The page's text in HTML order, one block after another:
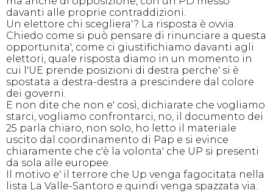
davanti alle proprie contraddizioni.
Un elettore chi scegliera'? La risposta è ovvia.
Chiedo come si può pensare di rinunciare a questa
opportunita', come ci giustifichiamo davanti agli
elettori, quale risposta diamo in un momento in
cui l'UE prende posizioni di destra perche' si è
spostata a destra-destra a prescindere dal colore
dei governi.
E non dite che non e' così, dichiarate che vogliamo
starci, vogliamo confrontarci, no, il documento dei
25 parla chiaro, non solo, ho letto il materiale
uscito dal coordinamento di Pap e si evince
chiaramente che c'è la volonta' che UP si presenti
da sola alle europee.
Il motivo e' il terrore che Up venga fagocitata nella
lista La Valle-Santoro e quindi venga spazzata via.